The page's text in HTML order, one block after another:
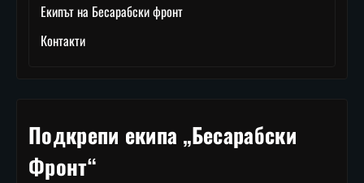
Екипът на Бесарабски фронт
Контакти
Подкрепи екипа „Бесарабски
Фронт“